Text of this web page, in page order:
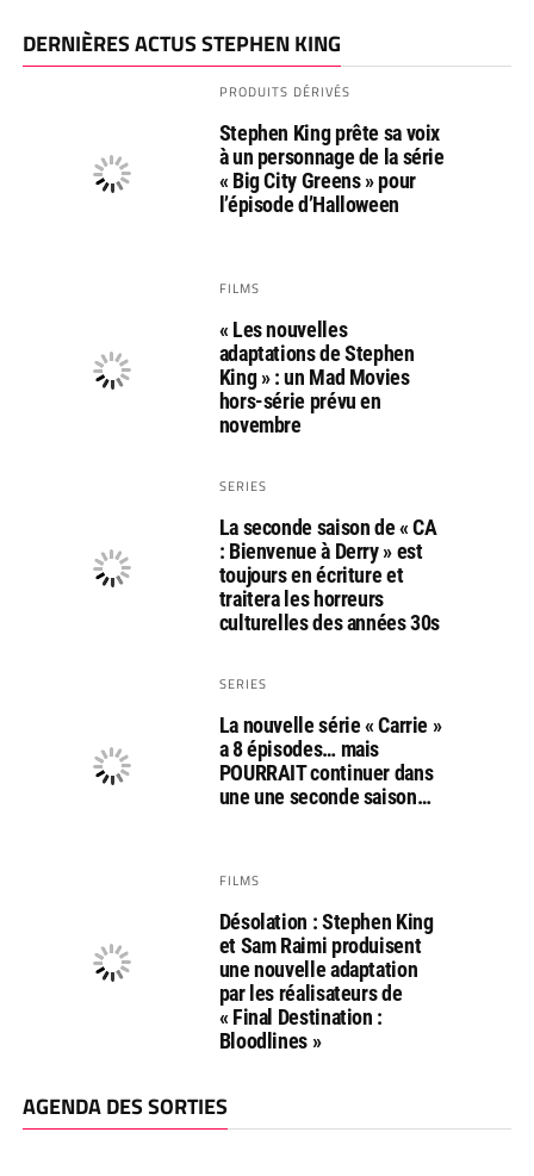
DERNIÈRES ACTUS STEPHEN KING
PRODUITS DÉRIVÉS
Stephen King prête sa voix
à un personnage de la série
« Big City Greens » pour
l’épisode d’Halloween
FILMS
« Les nouvelles
adaptations de Stephen
King » : un Mad Movies
hors-série prévu en
novembre
SERIES
La seconde saison de « CA
: Bienvenue à Derry » est
toujours en écriture et
traitera les horreurs
culturelles des années 30s
SERIES
La nouvelle série « Carrie »
a 8 épisodes… mais
POURRAIT continuer dans
une une seconde saison…
FILMS
Désolation : Stephen King
et Sam Raimi produisent
une nouvelle adaptation
par les réalisateurs de
« Final Destination :
Bloodlines »
AGENDA DES SORTIES